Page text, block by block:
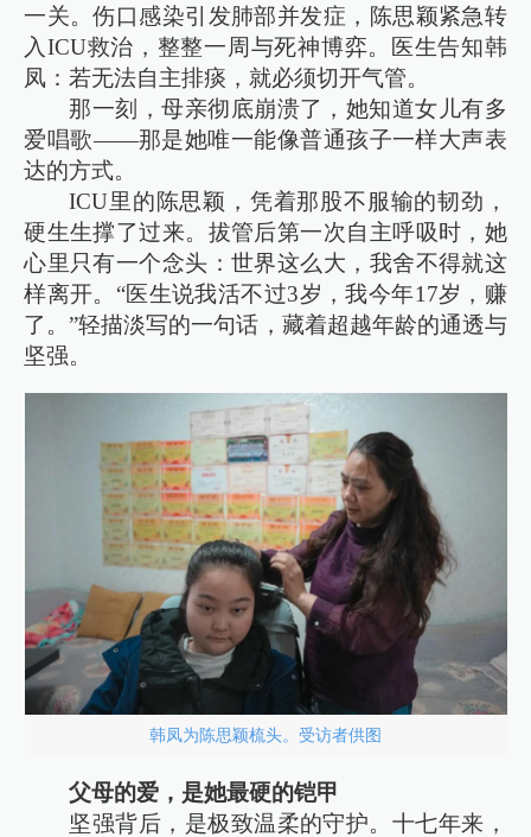
一关。伤口感染引发肺部并发症，陈思颖紧急转
入ICU救治，整整一周与死神博弈。医生告知韩
凤：若无法自主排痰，就必须切开气管。
那一刻，母亲彻底崩溃了，她知道女儿有多
爱唱歌——那是她唯一能像普通孩子一样大声表
达的方式。
ICU里的陈思颖，凭着那股不服输的韧劲，
硬生生撑了过来。拔管后第一次自主呼吸时，她
心里只有一个念头：世界这么大，我舍不得就这
样离开。“医生说我活不过3岁，我今年17岁，赚
了。”轻描淡写的一句话，藏着超越年龄的通透与
坚强。
韩凤为陈思颖梳头。受访者供图
父母的爱，是她最硬的铠甲
坚强背后，是极致温柔的守护。十七年来，